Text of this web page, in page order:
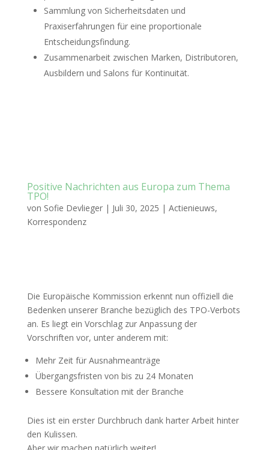
Sammlung von Sicherheitsdaten und
Praxiserfahrungen für eine proportionale
Entscheidungsfindung.
Zusammenarbeit zwischen Marken, Distributoren,
Ausbildern und Salons für Kontinuität.
Positive Nachrichten aus Europa zum Thema
TPO!
von Sofie Devlieger| Juli 30, 2025 | Actienieuws,
Korrespondenz
Die Europäische Kommission erkennt nun offiziell die
Bedenken unserer Branche bezüglich des TPO-Verbots
an. Es liegt ein Vorschlag zur Anpassung der
Vorschriften vor, unter anderem mit:
Mehr Zeit für Ausnahmeanträge
Übergangsfristen von bis zu 24 Monaten
Bessere Konsultation mit der Branche
Dies ist ein erster Durchbruch dank harter Arbeit hinter
den Kulissen.
Aber wir machen natürlich weiter!